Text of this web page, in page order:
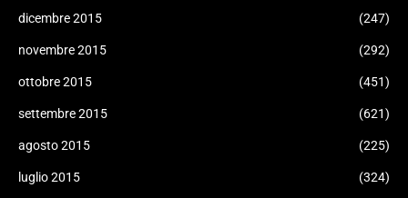
dicembre 2015 (247)
novembre 2015 (292)
ottobre 2015 (451)
settembre 2015 (621)
agosto 2015 (225)
luglio 2015 (324)